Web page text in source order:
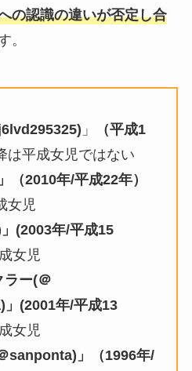
の認識の違いが否定し合
。
」
（平成1
は平成女児ではない
（2010年/平成22年）
女児
(2003年/平成15
女児
ラー(＠
(2001年/平成13
女児
sanponta)」（1996年/